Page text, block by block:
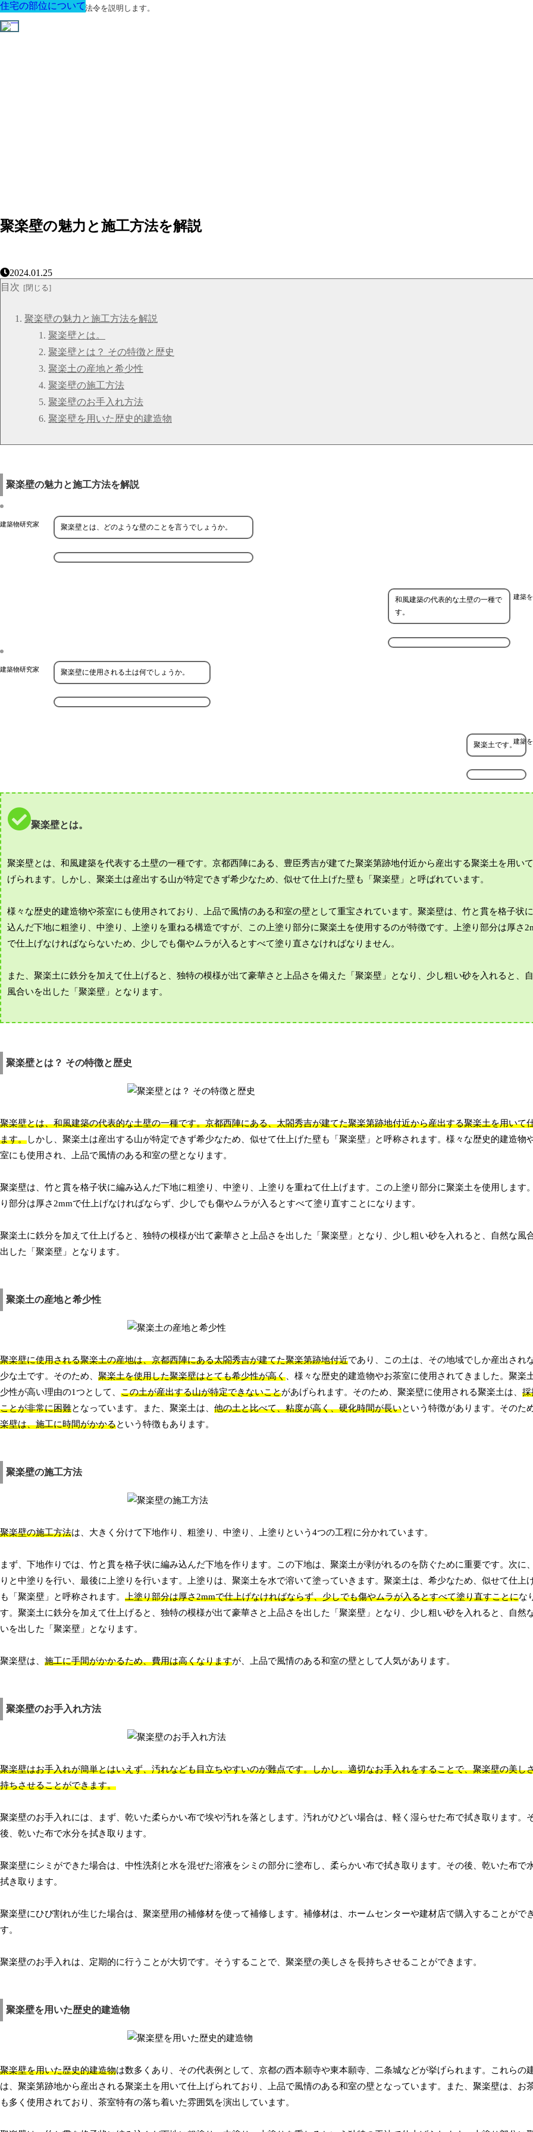
建築に関する用語と関連法令を説明します。
聚楽壁の魅力と施工方法を解説
住宅の部位について
2024.01.25
目次
聚楽壁の魅力と施工方法を解説
聚楽壁とは。
聚楽壁とは？ その特徴と歴史
聚楽土の産地と希少性
聚楽壁の施工方法
聚楽壁のお手入れ方法
聚楽壁を用いた歴史的建造物
聚楽壁の魅力と施工方法を解説
建築物研究家 聚楽壁とは、どのような壁のことを言うでしょうか。
建築
和風建築の代表的な土壁の一種で
す。
建築物研究家 聚楽壁に使用される土は何でしょうか。
建築
聚楽土です。
聚楽壁とは。
聚楽壁とは、和風建築を代表する土壁の一種です。京都西陣にある、豊臣秀吉が建てた聚楽第跡地付近から産出する聚楽土を用い
げられます。しかし、聚楽土は産出する山が特定できず希少なため、似せて仕上げた壁も「聚楽壁」と呼ばれています。
様々な歴史的建造物や茶室にも使用されており、上品で風情のある和室の壁として重宝されています。聚楽壁は、竹と貫を格子状
込んだ下地に粗塗り、中塗り、上塗りを重ねる構造ですが、この上塗り部分に聚楽土を使用するのが特徴です。上塗り部分は厚さ
で仕上げなければならないため、少しでも傷やムラが入るとすべて塗り直さなければなりません。
また、聚楽土に鉄分を加えて仕上げると、独特の模様が出て豪華さと上品さを備えた「聚楽壁」となり、少し粗い砂を入れると、
風合いを出した「聚楽壁」となります。
聚楽壁とは？ その特徴と歴史
聚楽壁とは、和風建築の代表的な土壁の一種です。京都西陣にある、太閤秀吉が建てた聚楽第跡地付近から産出する聚楽土を用いて
ます。しかし、聚楽土は産出する山が特定できず希少なため、似せて仕上げた壁も「聚楽壁」と呼称されます。様々な歴史的建造物
室にも使用され、上品で風情のある和室の壁となります。
聚楽壁は、竹と貫を格子状に編み込んだ下地に粗塗り、中塗り、上塗りを重ねて仕上げます。この上塗り部分に聚楽土を使用します
り部分は厚さ2mmで仕上げなければならず、少しでも傷やムラが入るとすべて塗り直すことになります。
聚楽土に鉄分を加えて仕上げると、独特の模様が出て豪華さと上品さを出した「聚楽壁」となり、少し粗い砂を入れると、自然な風
出した「聚楽壁」となります。
聚楽土の産地と希少性
聚楽壁に使用される聚楽土の産地は、京都西陣にある太閤秀吉が建てた聚楽第跡地付近であり、この土は、その地域でしか産出され
少な土です。そのため、 聚楽土を使用した聚楽壁はとても希少性が高く、様々な歴史的建造物やお茶室に使用されてきました。聚楽
少性が高い理由の1つとして、 この土が産出する山が特定できないことがあげられます。そのため、聚楽壁に使用される聚楽土は、 採
ことが非常に困難となっています。また、聚楽土は、 他の土と比べて、粘度が高く、硬化時間が長いという特徴があります。そのため
楽壁は、施工に時間がかかるという特徴もあります。
聚楽壁の施工方法
聚楽壁の施工方法は、大きく分けて下地作り、粗塗り、中塗り、上塗りという4つの工程に分かれています。
まず、下地作りでは、竹と貫を格子状に編み込んだ下地を作ります。この下地は、聚楽土が剥がれるのを防ぐために重要です。次に
りと中塗りを行い、最後に上塗りを行います。上塗りは、聚楽土を水で溶いて塗っていきます。聚楽土は、希少なため、似せて仕上
も「聚楽壁」と呼称されます。 上塗り部分は厚さ2mmで仕上げなければならず、少しでも傷やムラが入るとすべて塗り直すことにな
す。聚楽土に鉄分を加えて仕上げると、独特の模様が出て豪華さと上品さを出した「聚楽壁」となり、少し粗い砂を入れると、自然
いを出した「聚楽壁」となります。
聚楽壁は、 施工に手間がかかるため、費用は高くなりますが、上品で風情のある和室の壁として人気があります。
聚楽壁のお手入れ方法
聚楽壁はお手入れが簡単とはいえず、汚れなども目立ちやすいのが難点です。しかし、適切なお手入れをすることで、聚楽壁の美し
持ちさせることができます。
聚楽壁のお手入れには、まず、乾いた柔らかい布で埃や汚れを落とします。汚れがひどい場合は、軽く湿らせた布で拭き取ります。
後、乾いた布で水分を拭き取ります。
聚楽壁にシミができた場合は、中性洗剤と水を混ぜた溶液をシミの部分に塗布し、柔らかい布で拭き取ります。その後、乾いた布で
拭き取ります。
聚楽壁にひび割れが生じた場合は、聚楽壁用の補修材を使って補修します。補修材は、ホームセンターや建材店で購入することがで
す。
聚楽壁のお手入れは、定期的に行うことが大切です。そうすることで、聚楽壁の美しさを長持ちさせることができます。
聚楽壁を用いた歴史的建造物
聚楽壁を用いた歴史的建造物は数多くあり、その代表例として、京都の西本願寺や東本願寺、二条城などが挙げられます。これらの
は、聚楽第跡地から産出される聚楽土を用いて仕上げられており、上品で風情のある和室の壁となっています。また、聚楽壁は、お
も多く使用されており、茶室特有の落ち着いた雰囲気を演出しています。
住宅の部位について
住宅の部位について
住宅の部位について
住宅の部位について
住宅の部位について
住宅の部位について